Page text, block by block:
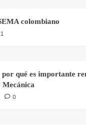
colombiano
1
qué es importante
Mecánica
0